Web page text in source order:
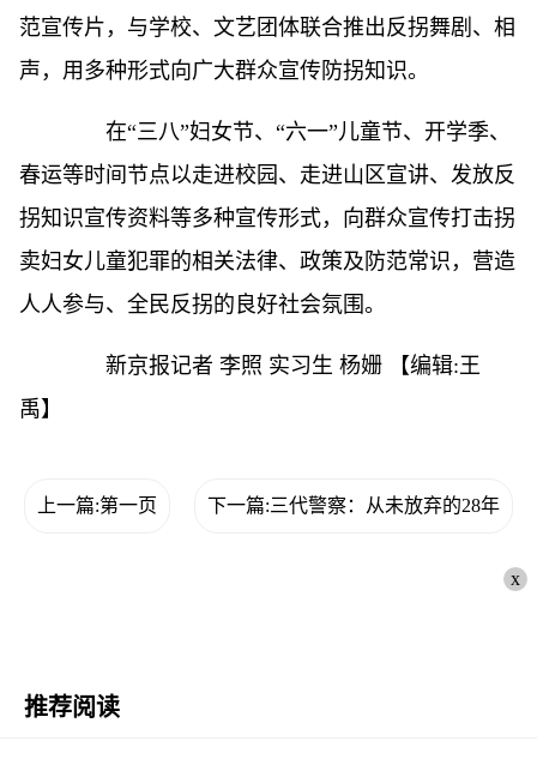
范宣传片，与学校、文艺团体联合推出反拐舞剧、相
声，用多种形式向广大群众宣传防拐知识。
在“三八”妇女节、“六一”儿童节、开学季、
春运等时间节点以走进校园、走进山区宣讲、发放反
拐知识宣传资料等多种宣传形式，向群众宣传打击拐
卖妇女儿童犯罪的相关法律、政策及防范常识，营造
人人参与、全民反拐的良好社会氛围。
新京报记者 李照 实习生 杨姗
【编辑:王
禹】
上一篇:第一页 下一篇:三代警察：从未放弃的28年
x
推荐阅读